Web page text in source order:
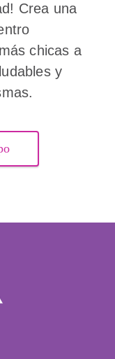
Crea una
chicas a
y